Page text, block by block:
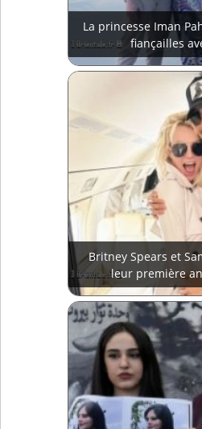
La princesse Iman
fiançailles
Britney Spears et
leur première